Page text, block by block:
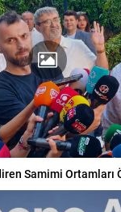
Samimi Ortamları